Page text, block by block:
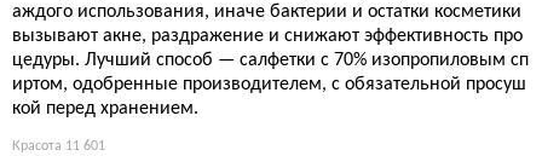
аждого использования, иначе бактерии и остатки косметики
вызывают акне, раздражение и снижают эффективность про
цедуры. Лучший способ — салфетки с 70% изопропиловым сп
иртом, одобренные производителем, с обязательной просуш
кой перед хранением.
Красота 11 601